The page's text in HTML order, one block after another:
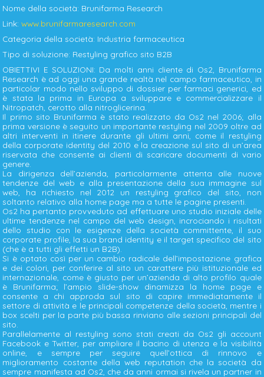
Nome della società: Brunifarma Research
Link:www.brunifarmaresearch.com
Categoria della società: Industria farmaceutica
Tipo di soluzione: Restyling grafico sito B2B
OBIETTIVI E SOLUZIONI: Da molti anni cliente di Os2, Brunifarma
Research è ad oggi una grande realtà nel campo farmaceutico, in
particolar modo nello sviluppo di dossier per farmaci generici, ed
è stata la prima in Europa a sviluppare e commercializzare il
Nitropatch, cerotto alla nitroglicerina.
Il primo sito Brunifarma è stato realizzato da Os2 nel 2006; alla
prima versione è seguito un importante restyling nel 2009 oltre ad
altri interventi in itinere durante gli ultimi anni, come il restyling
della corporate identity del 2010 e la creazione sul sito di un’area
riservata che consente ai clienti di scaricare documenti di vario
genere.
La dirigenza dell’azienda, particolarmente attenta alle nuove
tendenze del web e alla presentazione della sua immagine sul
web, ha richiesto nel 2012 un restyling grafico del sito, non
soltanto relativo alla home page ma a tutte le pagine presenti.
Os2 ha pertanto provveduto ad effettuare uno studio iniziale delle
ultime tendenze nel campo del web design, incrociando i risultati
dello studio con le esigenze della società committente, il suo
corporate profile, la sua brand identity e il target specifico del sito
(che è a tutti gli effetti un B2B).
Si è optato così per un cambio radicale dell’impostazione grafica
e dei colori, per conferire al sito un carattere più istituzionale ed
internazionale, come è giusto per un’azienda di alto profilo quale
è Brunifarma; l’ampio slide-show dinamizza la home page e
consente a chi approda sul sito di capire immediatamente il
settore di attività e le principali competenze della società, mentre i
box scelti per la parte più bassa rinviano alle sezioni principali del
sito.
Parallelamente al restyling sono stati creati da Os2 gli account
Facebook e Twitter, per ampliare il bacino di utenza e la visibilità
online, e sempre per seguire quell’ottica di rinnovo e
miglioramento costante della web reputation che la società da
sempre manifesta ad Os2, che da anni ormai si rivela un partner in